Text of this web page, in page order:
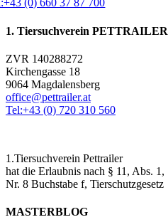
(0) 660 37 87 700
1. Tiersuchverein PETTRAILER
ZVR 140288272
Kirchengasse 18
9064 Magdalensberg
office@pettrailer.at
Tel:+43 (0) 720 310 560
1.Tiersuchverein Pettrailer
hat die Erlaubnis nach § 11, Abs. 1,
Nr. 8 Buchstabe f, Tierschutzgesetz
MASTERBLOG